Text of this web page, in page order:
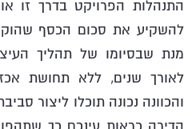
התנהלות הפרויקט בדרך זו
להשקיע את סכום הכסף
מנת שבסיומו של תהליך
לאורך שנים, ללא תחושת
והכוונה נכונה תוכלו ליצור